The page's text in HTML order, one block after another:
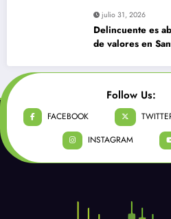
julio 31, 2026
Delincuente es
de valores en
Follow Us:
FACEBOOK
INSTAGRAM